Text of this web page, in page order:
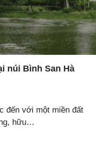
núi Bình San Hà
đến với một miền đất
hữu…